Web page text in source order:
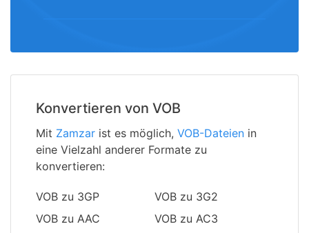
Konvertieren von VOB
Mit Zamzar ist es möglich, VOB-Dateien in
eine Vielzahl anderer Formate zu
konvertieren:
VOB zu 3GP
VOB zu 3G2
VOB zu AAC
VOB zu AC3